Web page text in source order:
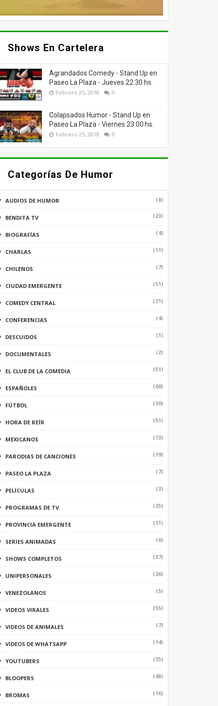
Shows En Cartelera
Agrandados Comedy - Stand Up en
Paseo La Plaza - Jueves 22:30 hs.
Febrero 25, 2018 0
Colapsados Humor - Stand Up en
Paseo La Plaza - Viernes 23:00 hs.
Febrero 25, 2018 0
Categorías De Humor
AUDIOS DE HUMOR (8)
BENDITA TV (23)
BIOGRAFÍAS (4)
CHARLAS (11)
CHILENOS (7)
CIUDAD EMERGENTE (51)
COMEDY CENTRAL (21)
CONFERENCIAS (4)
DESCUIDOS (1)
DOCUMENTALES (2)
EL CLUB DE LA COMEDIA (51)
ESPAÑOLES (60)
FÚTBOL (30)
HORA DE REÍR (51)
MEXICANOS (13)
PARODIAS DE CANCIONES (19)
PASEO LA PLAZA (7)
PELÍCULAS (3)
PROGRAMAS DE TV (25)
PROVINCIA EMERGENTE (11)
SERIES ANIMADAS (6)
SHOWS COMPLETOS (37)
UNIPERSONALES (26)
VENEZOLANOS (5)
VIDEOS VIRALES (55)
VIDEOS DE ANIMALES (7)
VIDEOS DE WHATSAPP (14)
YOUTUBERS (35)
BLOOPERS (48)
BROMAS (16)